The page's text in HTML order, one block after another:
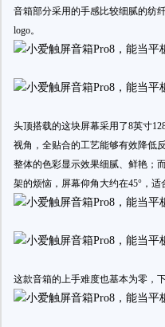
音箱部分采用的手感比较细腻的纺
logo。
头顶搭载的这块屏幕采用了8英寸
视角，全贴合的工艺能够有效降低
整体的色彩显示效果细腻、鲜艳；
架的烦恼，屏幕仰角大约在45°，适
这款音箱的上手难度也基本为零，